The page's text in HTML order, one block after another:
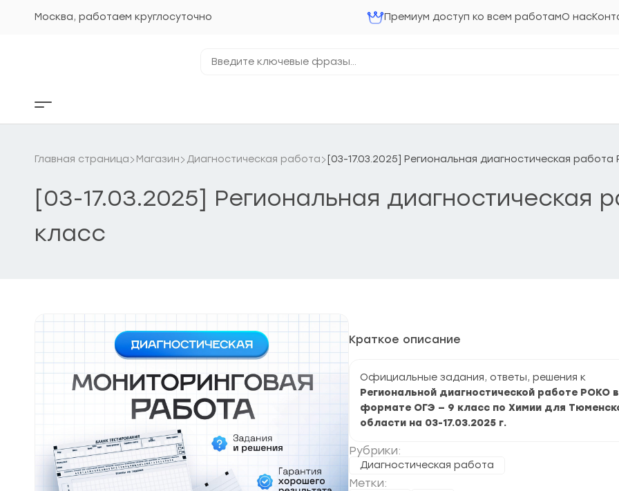
Москва, работаем круглосуточно Премиум доступ ко всем работамО нас
ключевые
Кнопка
бокового
Главная страница Магазин Диагностическая работа [03-17.03.2025] Региональная диагностическая
[03-17.03.2025] Региональная диагностическая
класс
Краткое описание
Официальные задания, ответы, решения к
Региональной диагностической работе РОКО в
формате ОГЭ — 9 класс по Химии для
области на 03-17.03.2025 г.
Рубрики:
Диагностическая работа
Метки: